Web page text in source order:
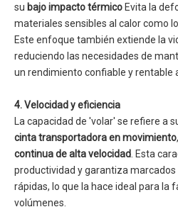
su bajo impacto térmico Evita la
materiales sensibles al calor como
Este enfoque también extiende la
reduciendo las necesidades de
un rendimiento confiable y rentable
4. Velocidad y eficiencia
La capacidad de 'volar' se refiere a
cinta transportadora en movimiento
continua de alta velocidad . Esta
productividad y garantiza marcados
rápidas, lo que la hace ideal para la
volúmenes.